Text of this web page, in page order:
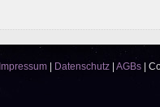
Impressum Datenschutz AGBs